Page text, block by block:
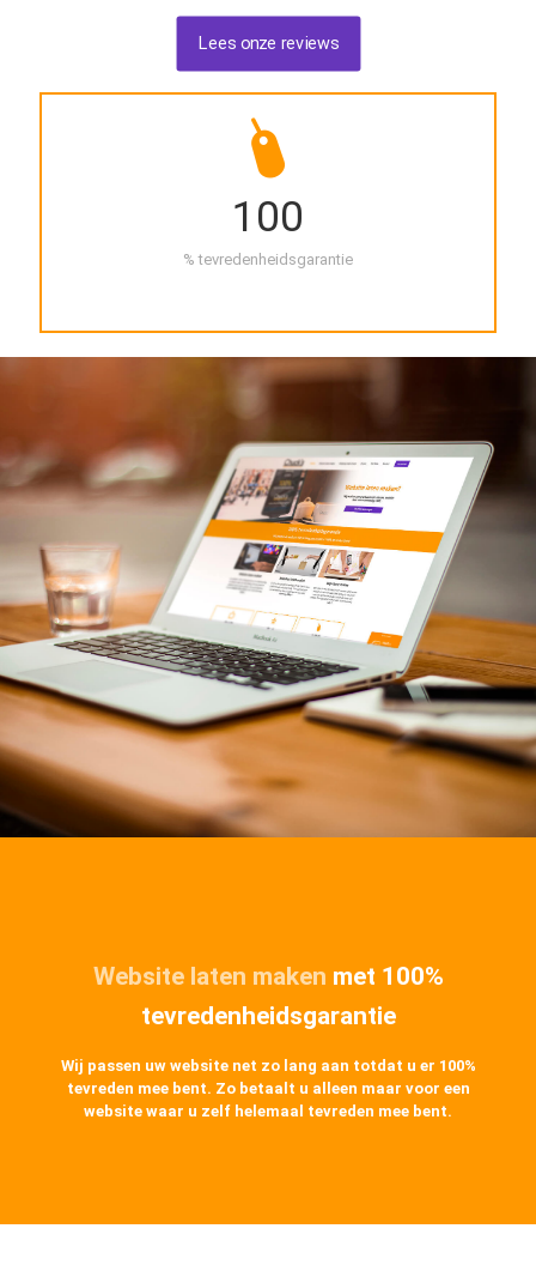
Lees onze reviews
100
% tevredenheidsgarantie
Website laten maken met 100%
tevredenheidsgarantie
Wij passen uw website net zo lang aan totdat u er 100%
tevreden mee bent. Zo betaalt u alleen maar voor een
website waar u zelf helemaal tevreden mee bent.